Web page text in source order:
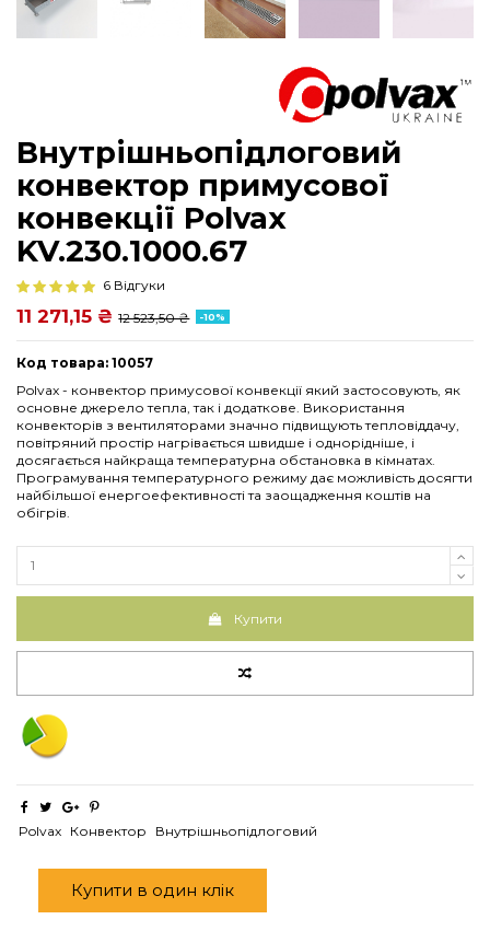
Внутрішньопідлоговий
конвектор примусової
конвекції Polvax
KV.230.1000.67
6 Відгуки
11 271,15 ₴ 12 523,50 ₴ -10%
Код товара: 10057
Polvax - конвектор примусової конвекції який застосовують, як
основне джерело тепла, так і додаткове. Використання
конвекторів з вентиляторами значно підвищують тепловіддачу,
повітряний простір нагрівається швидше і однорідніше, і
досягається найкраща температурна обстановка в кімнатах.
Програмування температурного режиму дає можливість досягти
найбільшої енергоефективності та заощадження коштів на
обігрів.
Купити
Polvax Конвектор Внутрішньопідлоговий
Купити в один клік